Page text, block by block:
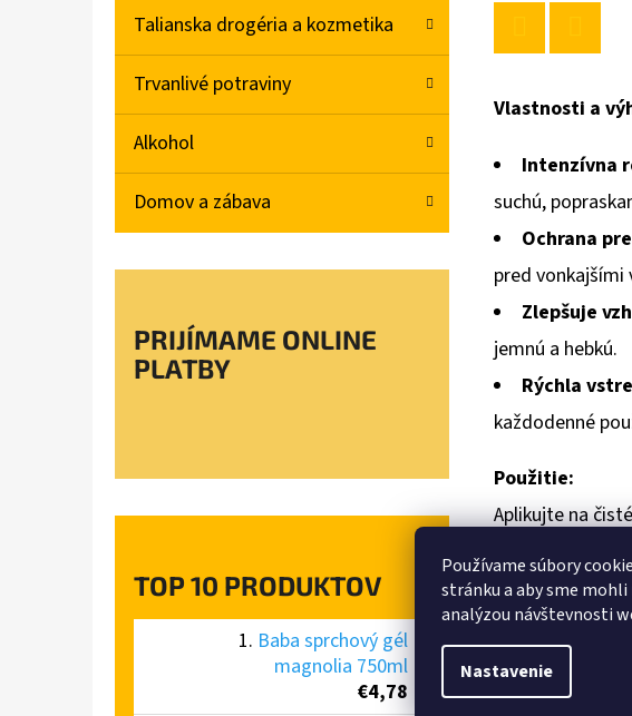
Používame súbory
stránku a aby sme
analýzou návštevnosti
Nastavenie
Talianska drogéria a kozmetika
Trvanlivé potraviny
Alkohol
Domov a zábava
PRIJÍMAME ONLINE
PLATBY
TOP 10 PRODUKTOV
Baba sprchový gél
magnolia 750ml
€4,78
0,0
hviezdičiek.
Vlastnosti a
Intenzívna
suchú,
Ochrana
pred vonkajšími
Zlepšuje
jemnú a hebkú.
Rýchla
každodenné
Použitie:
Aplikujte na
Jemne
Objem:
75 ml
Indulona SOS